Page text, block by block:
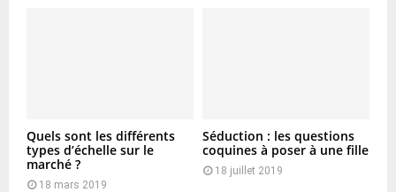
Quels sont les différents
types d’échelle sur le
marché ?
18 mars 2019
Séduction : les questions
coquines à poser à une fille
18 juillet 2019